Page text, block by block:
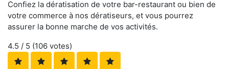
Confiez la dératisation de votre bar-restaurant ou bien de
votre commerce à nos dératiseurs, et vous pourrez
assurer la bonne marche de vos activités.
4.5 / 5 (106 votes)